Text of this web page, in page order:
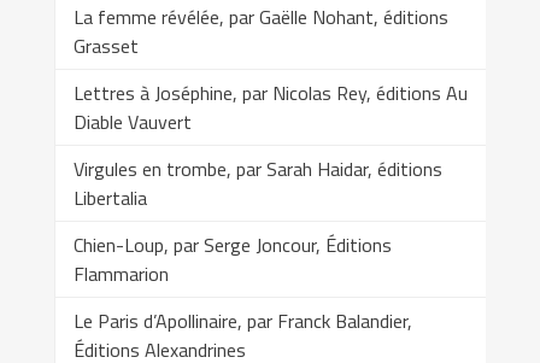
La femme révélée, par Gaëlle Nohant, éditions
Grasset
Lettres à Joséphine, par Nicolas Rey, éditions Au
Diable Vauvert
Virgules en trombe, par Sarah Haidar, éditions
Libertalia
Chien-Loup, par Serge Joncour, Éditions
Flammarion
Le Paris d’Apollinaire, par Franck Balandier,
Éditions Alexandrines